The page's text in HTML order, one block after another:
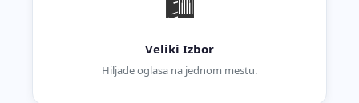
Veliki Izbor
Hiljade oglasa na jednom mestu.